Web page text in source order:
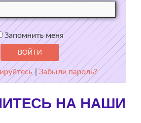
Запомнить меня
|Забыли пароль?
НА НАШИ